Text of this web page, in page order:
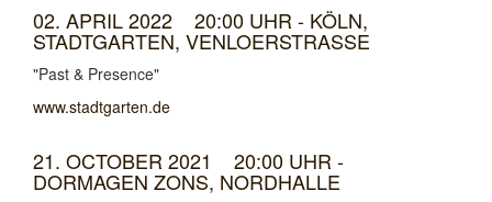
02. APRIL 2022 20:00 UHR - KÖLN,
STADTGARTEN, VENLOERSTRASSE
"Past & Presence"
www.stadtgarten.de
21. OCTOBER 2021 20:00 UHR -
DORMAGEN ZONS, NORDHALLE